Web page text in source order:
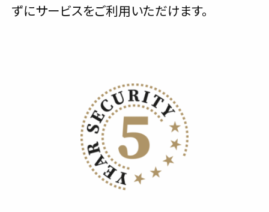
ずにサービスをご利用いただけます。